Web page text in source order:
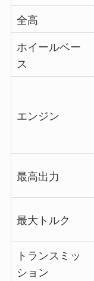
全高
ホイールベー
ス
エンジン
最高出力
最大トルク
トランスミッ
ション